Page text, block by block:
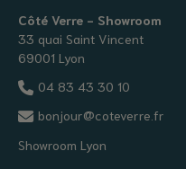
Côté Verre - Showroom
33 quai Saint Vincent
69001 Lyon
04 83 43 30 10
bonjour@coteverre.fr
Showroom Lyon